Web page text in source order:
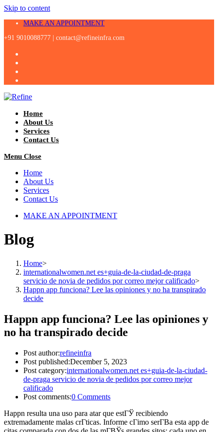
Skip to content
MAKE AN APPOINTMENT
+91 9010088777 | contact@refineinfra.com
Home
About Us
Services
Contact Us
Menu Close
Home
About Us
Services
Contact Us
MAKE AN APPOINTMENT
Blog
Home>
internationalwomen.net es+guia-de-la-ciudad-de-praga
servicio de novia de pedidos por correo mejor calificado>
Happn app funciona? Lee las opiniones y no ha transpirado
decide
Happn app funciona? Lee las opiniones y
no ha transpirado decide
Post author:refineinfra
Post published:December 5, 2023
Post category:internationalwomen.net es+guia-de-la-ciudad-
de-praga servicio de novia de pedidos por correo mejor
calificado
Post comments:0 Comments
Happn resulta una uso para atar que estГЎ recibiendo
extremadamente malas crГ­ticas. Informe cГіmo serГ­В­a esta app de